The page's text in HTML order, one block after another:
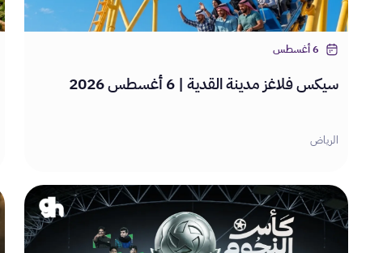
6 أغسطس
سيكس فلاغز مدينة القدية | 6 أغسطس 2026
الرياض